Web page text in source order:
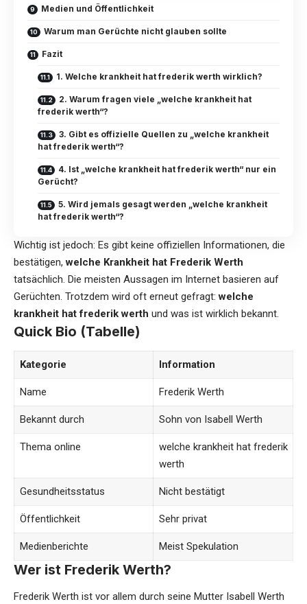
Medien und Öffentlichkeit
Warum man Gerüchte nicht glauben sollte
Fazit
1. Welche krankheit hat frederik werth wirklich?
2. Warum fragen viele „welche krankheit hat
frederik werth“?
3. Gibt es offizielle Quellen zu „welche krankheit
hat frederik werth“?
4. Ist „welche krankheit hat frederik werth“ nur ein
Gerücht?
5. Wird jemals gesagt werden „welche krankheit
hat frederik werth“?
Wichtig ist jedoch: Es gibt keine offiziellen Informationen, die
bestätigen,welche Krankheit hat Frederik Werth
tatsächlich. Die meisten Aussagen im Internet basieren auf
Gerüchten. Trotzdem wird oft erneut gefragt:welche
krankheit hat frederik werth und was ist wirklich bekannt.
Quick Bio (Tabelle)
Kategorie Information
Name Frederik Werth
Bekannt durch Sohn von Isabell Werth
Thema online
welche krankheit hat frederik
werth
Gesundheitsstatus Nicht bestätigt
Öffentlichkeit Sehr privat
Medienberichte Meist Spekulation
Wer ist Frederik Werth?
Frederik Werth ist vor allem durch seine Mutter Isabell Werth